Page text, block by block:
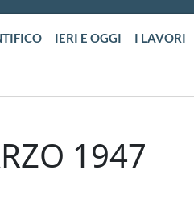
IERI E OGGI I LAVORI
1947